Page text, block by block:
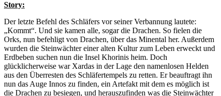
Story:
Der letzte Befehl des Schläfers vor seiner Verbannung lautete:
„Kommt“. Und sie kamen alle, sogar die Drachen. So fielen die
Orks, nun befehligt von Drachen, über das Minental her. Außerdem
wurden die Steinwächter einer alten Kultur zum Leben erweckt und
Erdbeben suchen nun die Insel Khorinis heim. Doch
glücklicherweise war Xardas in der Lage den namenlosen Helden
aus den Überresten des Schläfertempels zu retten. Er beauftragt ihn
nun das Auge Innos zu finden, ein Artefakt mit dem es möglich ist
die Drachen zu besiegen, und herauszufinden was die Steinwächter